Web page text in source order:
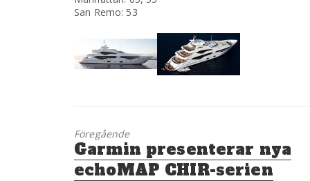
San Remo: 53
Föregående
Föregående
inlägg:
Garmin presenterar nya
echoMAP CHIR-serien